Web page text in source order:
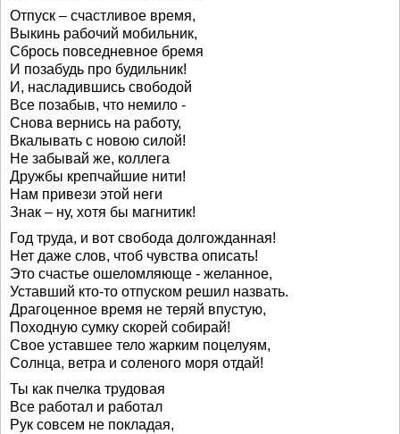
Отпуск – счастливое время,
Выкинь рабочий мобильник,
Сбрось повседневное бремя
И позабудь про будильник!
И, насладившись свободой
Все позабыв, что немило -
Снова вернись на работу,
Вкалывать с новою силой!
Не забывай же, коллега
Дружбы крепчайшие нити!
Нам привези этой неги
Знак – ну, хотя бы магнитик!
Год труда, и вот свобода долгожданная!
Нет даже слов, чтоб чувства описать!
Это счастье ошеломляюще - желанное,
Уставший кто-то отпуском решил назвать.
Драгоценное время не теряй впустую,
Походную сумку скорей собирай!
Свое уставшее тело жарким поцелуям,
Солнца, ветра и соленого моря отдай!
Ты как пчелка трудовая
Все работал и работал
Рук совсем не покладая,